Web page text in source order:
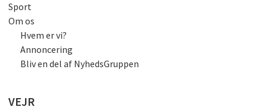
Sport
Om os
Hvem er vi?
Annoncering
Bliv en del af NyhedsGruppen
VEJR